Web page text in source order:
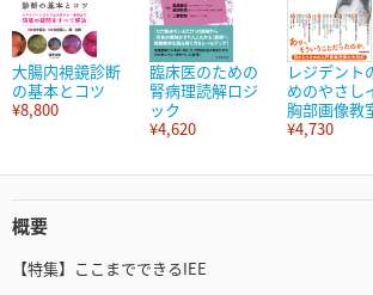
大腸内視鏡診断
の基本とコツ
¥8,800
臨床医のための
腎病理読解ロジ
ック
¥4,620
レジデント
めのやさし
胸部画像教
¥4,730
概要
【特集】ここまでできるIEE